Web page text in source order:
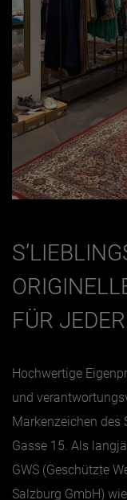
FÜR
Hochwertige
und
Markenzeichen des
Gasse 15. Als
GWS (Geschützte
Salzburg GmbH)